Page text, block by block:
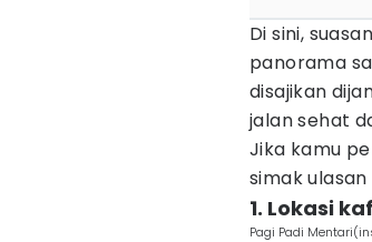
Di sini,
panorama
disajikan
jalan sehat
Jika kamu
simak
1. Lokasi
Pagi Padi